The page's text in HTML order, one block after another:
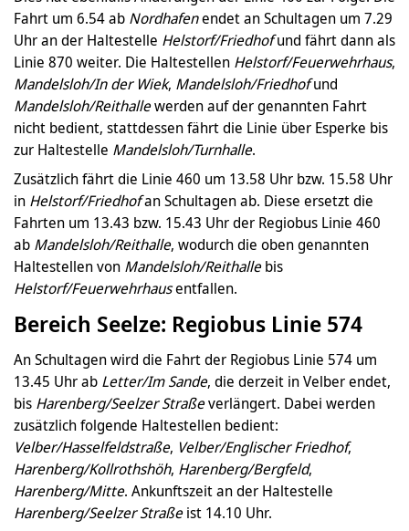
Fahrt um 6.54 ab Nordhafenendet an Schultagen um 7.29
Uhr an der Haltestelle Helstorf/Friedhofund fährt dann als
Linie 870 weiter. Die Haltestellen Helstorf/Feuerwehrhaus,
Mandelsloh/In der Wiek, Mandelsloh/Friedhofund
Mandelsloh/Reithallewerden auf der genannten Fahrt
nicht bedient, stattdessen fährt die Linie über Esperke bis
zur Haltestelle Mandelsloh/Turnhalle.
Zusätzlich fährt die Linie 460 um 13.58 Uhr bzw. 15.58 Uhr
in Helstorf/Friedhofan Schultagen ab. Diese ersetzt die
Fahrten um 13.43 bzw. 15.43 Uhr der Regiobus Linie 460
ab Mandelsloh/Reithalle, wodurch die oben genannten
Haltestellen von Mandelsloh/Reithallebis
Helstorf/Feuerwehrhausentfallen.
Bereich Seelze: Regiobus Linie 574
An Schultagen wird die Fahrt der Regiobus Linie 574 um
13.45 Uhr ab Letter/Im Sande, die derzeit in Velber endet,
bis Harenberg/Seelzer Straßeverlängert. Dabei werden
zusätzlich folgende Haltestellen bedient:
Velber/Hasselfeldstraße, Velber/Englischer Friedhof,
Harenberg/Kollrothshöh, Harenberg/Bergfeld,
Harenberg/Mitte. Ankunftszeit an der Haltestelle
Harenberg/Seelzer Straßeist 14.10 Uhr.